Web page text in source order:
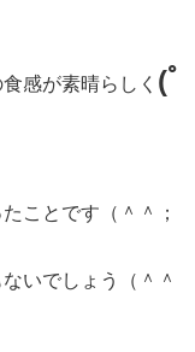
感が素晴らしく (ﾟ
ことです（＾＾；
いでしょう（＾＾